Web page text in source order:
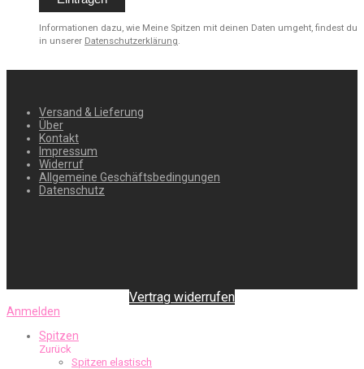
Informationen dazu, wie Meine Spitzen mit deinen Daten umgeht, findest du
in unserer Datenschutzerklärung.
Versand & Lieferung
Über
Kontakt
Impressum
Widerruf
Allgemeine Geschäftsbedingungen
Datenschutz
Vertrag widerrufen
Anmelden
Spitzen
Zurück
Spitzen elastisch